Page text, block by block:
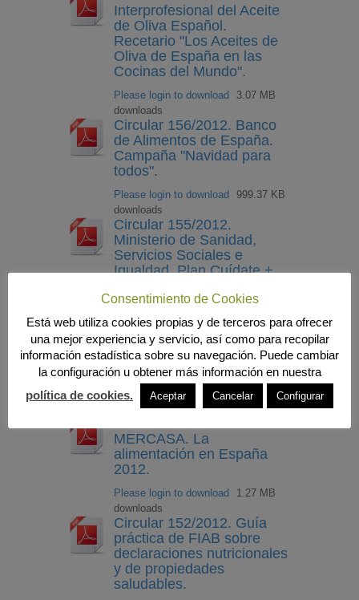
Interprofesional del Aceite
de Oliva Español.
Recetario "Los Aceites de
Oliva de España en las
Cocinas del Mundo".
Please login to download
3.07 MB
downloads
Circular 156/2012. Banco
de Alimentos de España.
Campaña "Navidad para
todos".
Please login to download
999.37 KB
downloads
Circular 155/2012.
Ministerio de Sanidad,
Servicios Sociales e
Igualdad. Plan Cuídate +
downloads
Circular 154/2012.
Estadística de ventas al
mes de octubre de 2012.
Please login to download 457.87 KB
downloads
MERCASA. La
alimentación en España
2012.
Please login to download
1.27 MB
downloads
Circular 152/2012. Guía
práctica de FIAB sobre
declaraciones nutricionales
y de propiedades
saludables.
Consentimiento de Cookies
Está web utiliza cookies propias y de terceros para ofrecer
una mejor experiencia y servicio, así como para recopilar
información estadística sobre su navegación. Puede cambiar
la configuración u obtener más información en nuestra
política de cookies.
Aceptar Cancelar Configurar